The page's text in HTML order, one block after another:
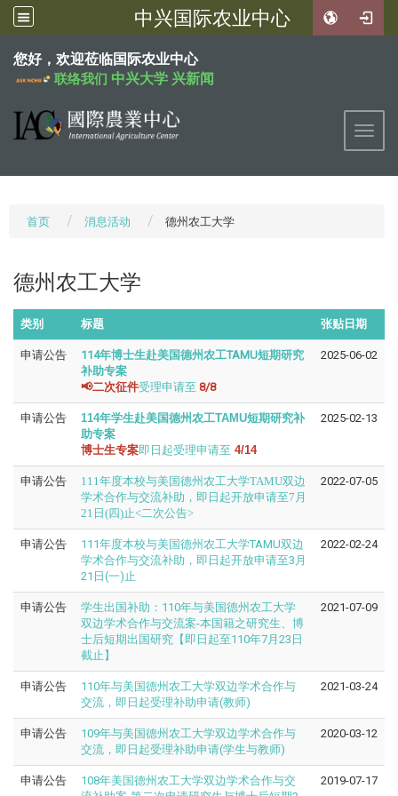
中兴国际农业中心
您好，欢迎莅临国际农业中心
联络我们 中兴大学 兴新闻
首页 消息活动 德州农工大学
德州农工大学
类别 标题 张贴日期
申请公告
114年博士生赴美国德州农工TAMU短期研究
补助专案
📢二次征件受理申请至 8/8
2025-06-02
申请公告
114年学生赴美国德州农工TAMU短期研究补
助专案
博士生专案即日起受理申请至 4/14
2025-02-13
申请公告
111年度本校与美国德州农工大学TAMU双边
学术合作与交流补助，即日起开放申请至7月
21日(四)止<二次公告>
2022-07-05
申请公告
111年度本校与美国德州农工大学TAMU双边
学术合作与交流补助，即日起开放申请至3月
21日(一)止
2022-02-24
申请公告
学生出国补助：110年与美国德州农工大学
双边学术合作与交流案-本国籍之研究生、博
士后短期出国研究【即日起至110年7月23日
截止】
2021-07-09
申请公告
110年与美国德州农工大学双边学术合作与
交流，即日起受理补助申请(教师)
2021-03-24
申请公告
109年与美国德州农工大学双边学术合作与
交流，即日起受理补助申请(学生与教师)
2020-03-12
申请公告
108年美国德州农工大学双边学术合作与交
2019-07-17